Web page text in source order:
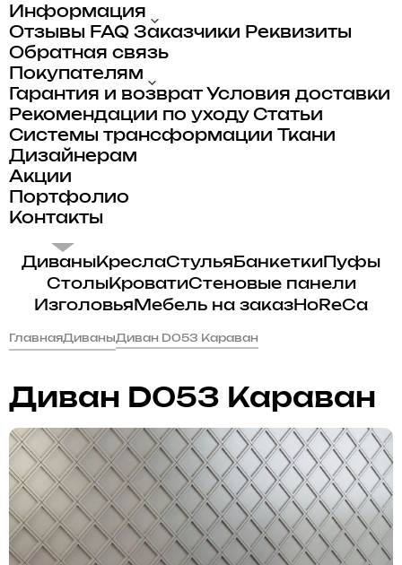
Информация
Отзывы FAQ Заказчики Реквизиты
Обратная связь
Покупателям
Гарантия и возврат Условия доставки
Рекомендации по уходу Статьи
Системы трансформации
Ткани
Дизайнерам
Акции
Портфолио
Контакты
ДиваныКреслаСтульяБанкеткиПуфы
СтолыКроватиСтеновые панели
Изголовья Мебель на заказHoReCa
ГлавнаяДиваныДиван D053 Караван
Диван D053 Караван